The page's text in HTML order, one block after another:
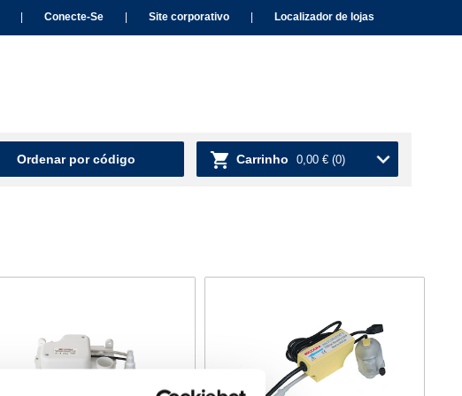
Conecte-Se Site corporativo Localizador de lojas
Ordenar por código Carrinho 0,00 € (0)